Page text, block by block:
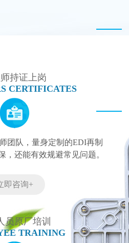
持证上岗
CERTIFICATES
团队，量身定制的EDI再制
，还能有效规避常见问题。
即咨询+
员原厂培训
TRAINING